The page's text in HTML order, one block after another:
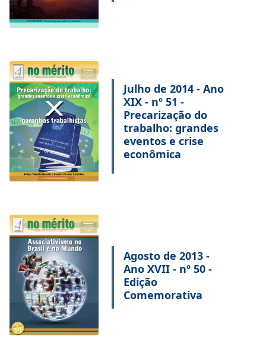
Julho de 2014 - Ano
XIX - nº 51 -
Precarização do
trabalho: grandes
eventos e crise
econômica
Agosto de 2013 -
Ano XVII - nº 50 -
Edição
Comemorativa